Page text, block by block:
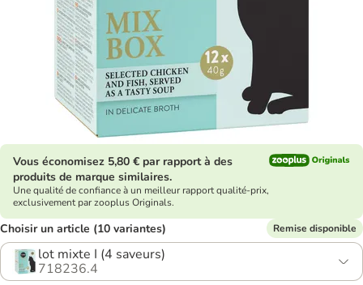
Vous économisez 5,80 € par rapport à des
produits de marque similaires.
Une qualité de confiance à un meilleur rapport qualité-prix,
exclusivement par zooplus Originals.
Choisir un article (10 variantes) Remise disponible
lot mixte I (4 saveurs)
718236.4